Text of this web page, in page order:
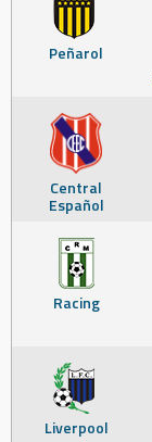
Peñarol
Central
Español
Racing
Liverpool